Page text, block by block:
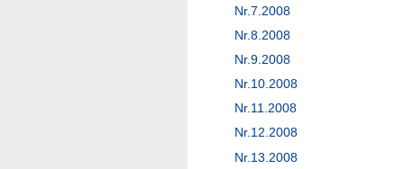
Nr.7.2008
Nr.8.2008
Nr.9.2008
Nr.10.2008
Nr.11.2008
Nr.12.2008
Nr.13.2008